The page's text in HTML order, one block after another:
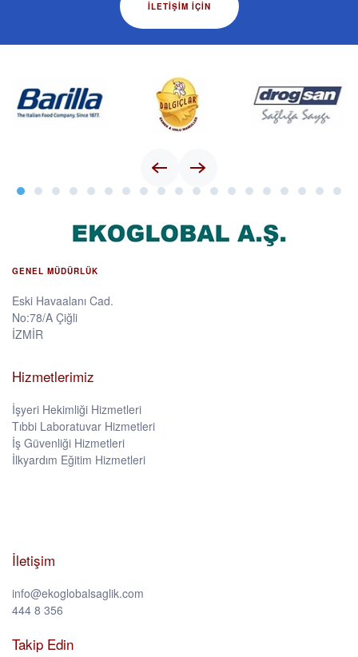
İLETIŞIM IÇIN
GENEL MÜDÜRLÜK
Eski Havaalanı Cad.
No:78/A Çiğli
İZMİR
Hizmetlerimiz
İşyeri Hekimliği Hizmetleri
Tıbbi Laboratuvar Hizmetleri
İş Güvenliği Hizmetleri
İlkyardım Eğitim Hizmetleri
İletişim
info@ekoglobalsaglik.com
444 8 356
Takip Edin